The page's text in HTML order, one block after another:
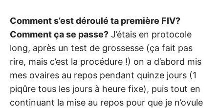
Comment s’est déroulé ta première FIV?
Comment ça se passe? J’étais en protocole
long, après un test de grossesse (ça fait pas
rire, mais c’est la procédure !) on a d’abord mis
mes ovaires au repos pendant quinze jours (1
piqûre tous les jours à heure fixe), puis tout en
continuant la mise au repos pour que je n’ovule